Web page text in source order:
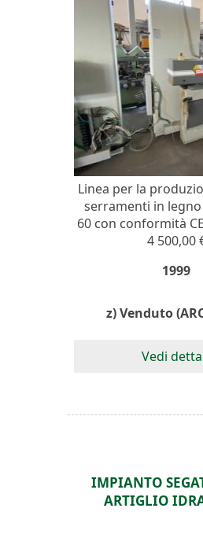
Linea per la
serramenti in legno
60 con conformità
4 500,00
1999
z) Venduto
Vedi
IMPIANTO
ARTIGLIO